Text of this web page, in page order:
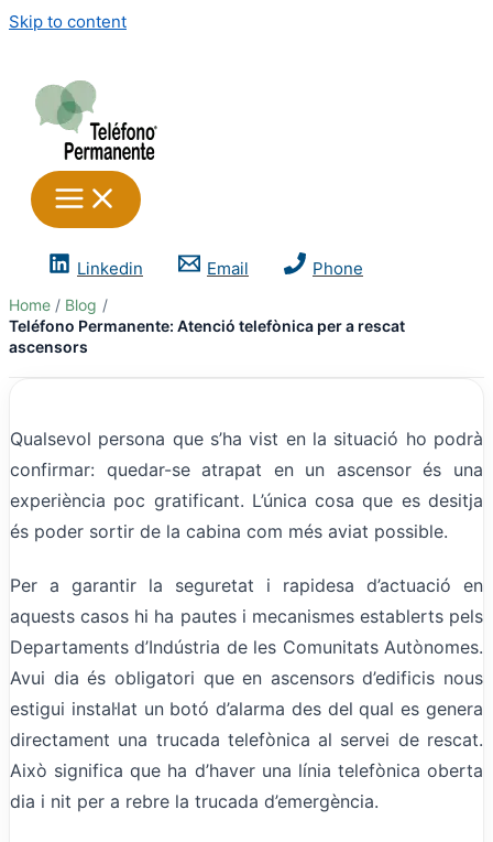
Skip to content
Linkedin Email Phone
Home
Blog
Teléfono Permanente: Atenció telefònica per a rescat
ascensors
Qualsevol persona que s’ha vist en la situació ho podrà
confirmar: quedar-se atrapat en un ascensor és una
experiència poc gratificant. L’única cosa que es desitja
és poder sortir de la cabina com més aviat possible.
Per a garantir la seguretat i rapidesa d’actuació en
aquests casos hi ha pautes i mecanismes establerts pels
Departaments d’Indústria de les Comunitats Autònomes.
Avui dia és obligatori que en ascensors d’edificis nous
estigui instal·lat un botó d’alarma des del qual es genera
directament una trucada telefònica al servei de rescat.
Això significa que ha d’haver una línia telefònica oberta
dia i nit per a rebre la trucada d’emergència.